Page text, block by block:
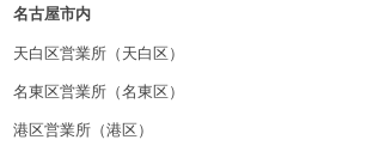
名古屋市内
天白区営業所（天白区）
名東区営業所（名東区）
港区営業所（港区）